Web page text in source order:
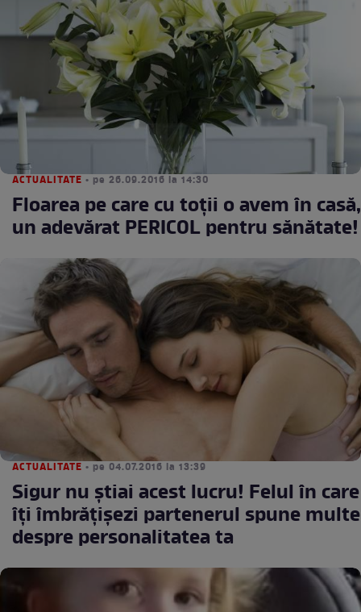
ACTUALITATE • pe 26.09.2016 la 14:30
Floarea pe care cu toţii o avem în casă,
un adevărat PERICOL pentru sănătate!
ACTUALITATE • pe 04.07.2016 la 13:39
Sigur nu ştiai acest lucru! Felul în care
îţi îmbrăţişezi partenerul spune multe
despre personalitatea ta